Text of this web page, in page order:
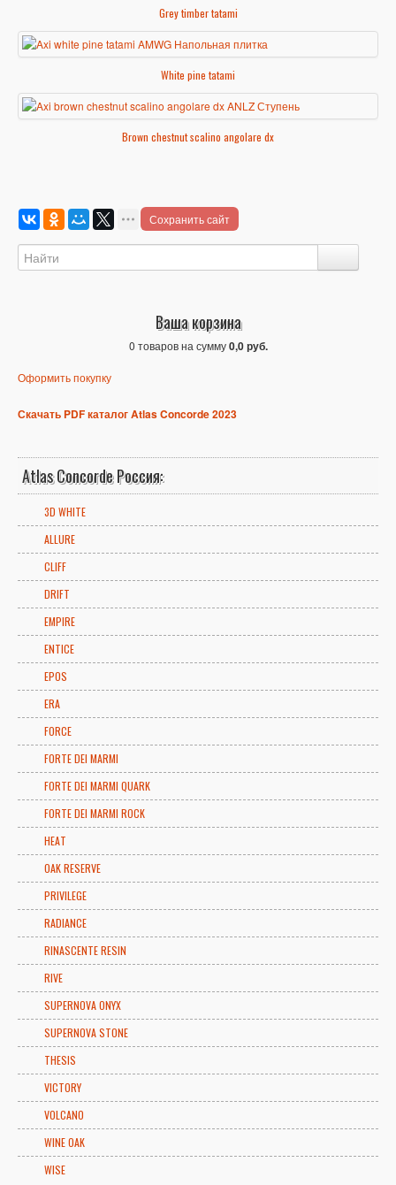
Grey timber tatami
White pine tatami
Brown chestnut scalino angolare dx
Сохранить сайт
Ваша корзина
0 товаров на сумму0,0 руб.
Оформить покупку
Скачать PDF каталог Atlas Concorde 2023
Atlas Concorde Россия:
3D WHITE
ALLURE
CLIFF
DRIFT
EMPIRE
ENTICE
EPOS
ERA
FORCE
FORTE DEI MARMI
FORTE DEI MARMI QUARK
FORTE DEI MARMI ROCK
HEAT
OAK RESERVE
PRIVILEGE
RADIANCE
RINASCENTE RESIN
RIVE
SUPERNOVA ONYX
SUPERNOVA STONE
THESIS
VICTORY
VOLCANO
WINE OAK
WISE